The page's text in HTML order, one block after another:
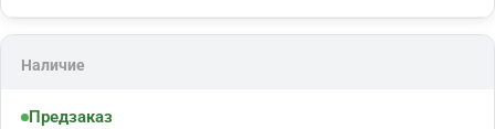
Наличие
Предзаказ